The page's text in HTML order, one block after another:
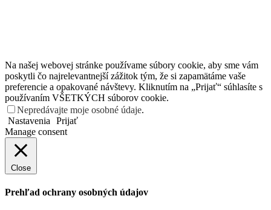
Na našej webovej stránke používame súbory cookie, aby sme vám
poskytli čo najrelevantnejší zážitok tým, že si zapamätáme vaše
preferencie a opakované návštevy. Kliknutím na „Prijať“ súhlasíte s
používaním VŠETKÝCH súborov cookie.
Nepredávajte moje osobné údaje.
Nastavenia
Prijať
Manage consent
Close
Prehľad ochrany osobných údajov